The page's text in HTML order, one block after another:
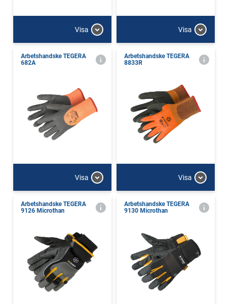
Visa Visa
Arbetshandske TEGERA
682A
Visa
Arbetshandske TEGERA
8833R
Visa
Arbetshandske TEGERA
9126 Microthan
Arbetshandske TEGERA
9130 Microthan